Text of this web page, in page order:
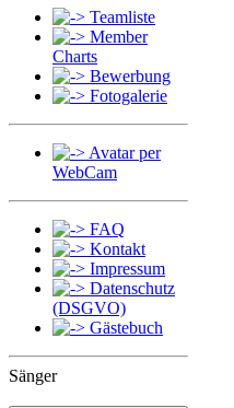
Teamliste
Member
Charts
Bewerbung
Fotogalerie
Avatar per
WebCam
FAQ
Kontakt
Impressum
Datenschutz
(DSGVO)
Gästebuch
Sänger